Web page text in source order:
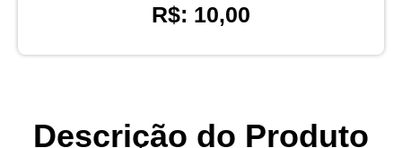
R$: 10,00
Descrição do Produto